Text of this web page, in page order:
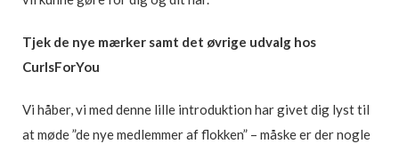
Tjek de nye mærker samt det øvrige udvalg hos
CurlsForYou
Vi håber, vi med denne lille introduktion har givet dig lyst til
at møde ”de nye medlemmer af flokken” – måske er der nogle